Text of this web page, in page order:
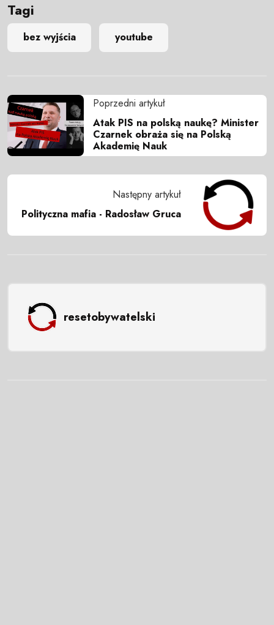
Tagi
bez wyjścia youtube
Poprzedni artykuł
Atak PIS na polską naukę? Minister
Czarnek obraża się na Polską
Akademię Nauk
Następny artykuł
Polityczna mafia - Radosław Gruca
resetobywatelski